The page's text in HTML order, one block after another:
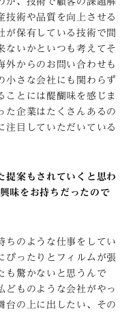
技術や品質を向上させる
が保有している技術で間
ないかといつも考えてそ
外からのお問い合わせも
小さな会社にも関わらず
ことには醍醐味を感じま
た企業はたくさんあるの
注目していただいている
提案もされていくと思わ
味をお持ちだったので
ちのような仕事をしてい
ぴったりとフィルムが張
も驚かないと思うんで
どものような会社がやっ
台の上に出したい、その